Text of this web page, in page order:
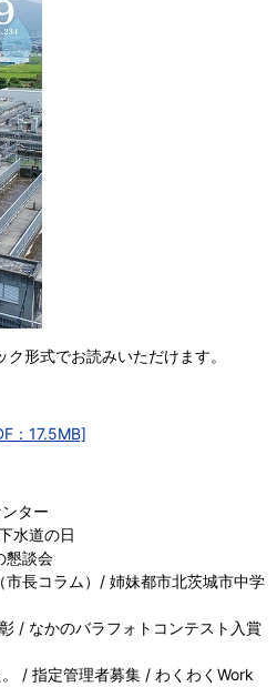
形式でお読みいただけます。
：17.5MB]
ター
水道の日
懇談会
市長コラム）/ 姉妹都市北茨城市中学
/ なかのバラフォトコンテスト入賞
/ 指定管理者募集 / わくわくWork